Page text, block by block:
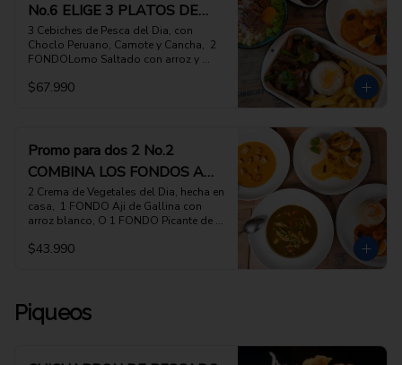
No.6 ELIGE 3 PLATOS DE
FONDO A TU ELECCION
3 Cebiches de Pesca del Dia, con
Choclo Peruano, Camote y Cancha,  2
FONDOLomo Saltado con arroz y
FONDO Picante de Camarones con
INSTRUCCIONES ESPECIALES)
$67.990
Promo para dos 2 No.2
COMBINA LOS FONDOS A
TU ELECCION
2 Crema de Vegetales del Dia, hecha en
casa,  1 FONDO Aji de Gallina con
arroz blanco, O 1 FONDO Picante de
PLATOS DE FONDO DE TU ELECCION,
$43.990
Piqueos